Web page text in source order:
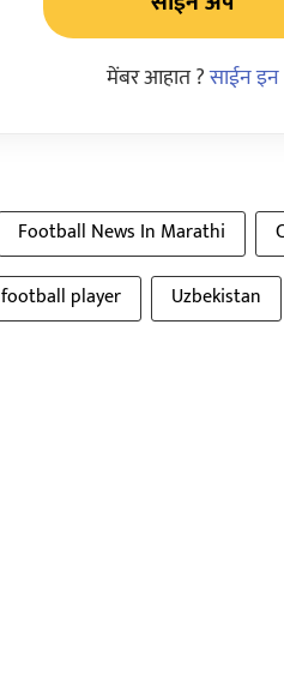
मेंबर आहात ?साईन इन
Football News In Marathi
football player Uzbekistan